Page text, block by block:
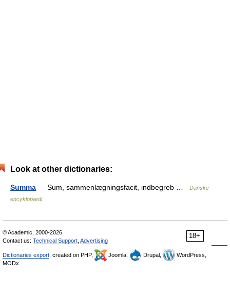
Look at other dictionaries:
Summa — Sum, sammenlægningsfacit, indbegreb …
Danske
encyklopædi
18+
© Academic, 2000-2026
Contact us: Technical Support Advertising
Dictionaries export , created on PHP, Joomla, Drupal,
WordPress,
MODx.